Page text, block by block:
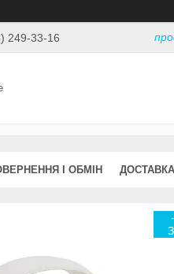
249-33-16
І ОБМІН